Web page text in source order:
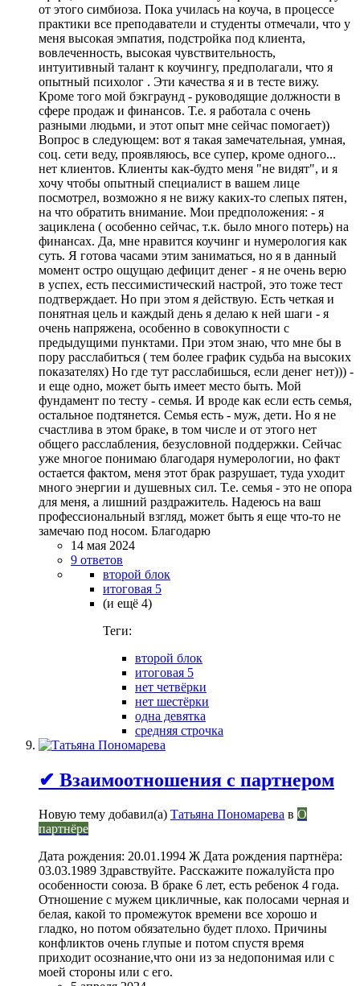
от этого симбиоза. Пока училась на коуча, в процессе
практики все преподаватели и студенты отмечали, что у
меня высокая эмпатия, подстройка под клиента,
вовлеченность, высокая чувствительность,
интуитивный талант к коучингу, предполагали, что я
опытный психолог . Эти качества я и в тесте вижу.
Кроме того мой бэкграунд - руководящие должности в
сфере продаж и финансов. Т.е. я работала с очень
разными людьми, и этот опыт мне сейчас помогает))
Вопрос в следующем: вот я такая замечательная, умная,
соц. сети веду, проявляюсь, все супер, кроме одного...
нет клиентов. Клиенты как-будто меня "не видят", и я
хочу чтобы опытный специалист в вашем лице
посмотрел, возможно я не вижу каких-то слепых пятен,
на что обратить внимание. Мои предположения: - я
зациклена ( особенно сейчас, т.к. было много потерь) на
финансах. Да, мне нравится коучинг и нумерология как
суть. Я готова часами этим заниматься, но я в данный
момент остро ощущаю дефицит денег - я не очень верю
в успех, есть пессимистический настрой, это тоже тест
подтверждает. Но при этом я действую. Есть четкая и
понятная цель и каждый день я делаю к ней шаги - я
очень напряжена, особенно в совокупности с
предыдущими пунктами. При этом знаю, что мне бы в
пору расслабиться ( тем более график судьба на высоких
показателях) Но где тут расслабишься, если денег нет))) -
и еще одно, может быть имеет место быть. Мой
фундамент по тесту - семья. И вроде как если есть семья,
остальное подтянется. Семья есть - муж, дети. Но я не
счастлива в этом браке, в том числе и от этого нет
общего расслабления, безусловной поддержки. Сейчас
уже многое понимаю благодаря нумерологии, но факт
остается фактом, меня этот брак разрушает, туда уходит
много энергии и душевных сил. Т.е. семья - это не опора
для меня, а лишний раздражитель. Надеюсь на ваш
профессиональный взгляд, может быть я еще что-то не
замечаю под носом. Благодарю
14 мая 2024
9 ответов
второй блок
итоговая 5
(и ещё 4)
Теги:
второй блок
итоговая 5
нет четвёрки
нет шестёрки
одна девятка
средняя строчка
✔ Взаимоотношения с партнером
Новую тему добавил(а) Татьяна Пономарева в О
партнёре
Дата рождения: 20.01.1994 Ж Дата рождения партнёра:
03.03.1989 Здравствуйте. Расскажите пожалуйста про
особенности союза. В браке 6 лет, есть ребенок 4 года.
Отношение с мужем цикличные, как полосами черная и
белая, какой то промежуток времени все хорошо и
гладко, но потом обязательно будет плохо. Причины
конфликтов очень глупые и потом спустя время
приходит осознание,что они из за недопонимая или с
моей стороны или с его.